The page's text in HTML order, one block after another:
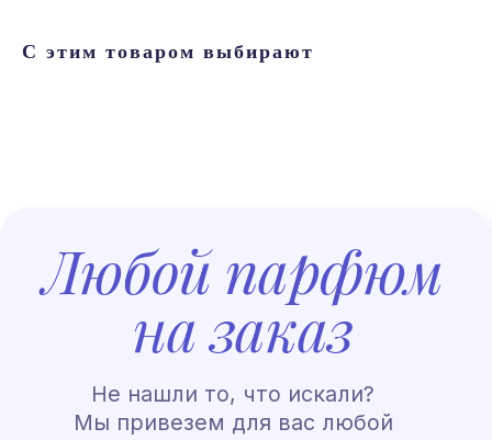
С этим товаром выбирают
Нажимая на кнопку, вы подтверждаете ознакомление с
обработки персональных данных»и даете согласие на обработку
ваших персональных данных в порядке и на условиях, указанных
в Политике
Индивидуальный заказ